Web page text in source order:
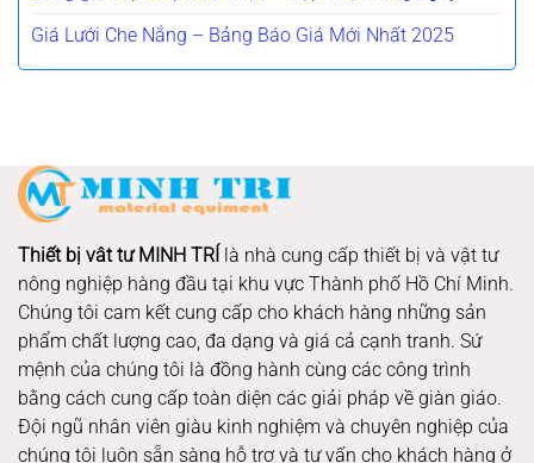
Giá Lưới Che Nắng – Bảng Báo Giá Mới Nhất 2025
Thiết bị vât tư MINH TRÍ là nhà cung cấp thiết bị và vật tư
nông nghiệp hàng đầu tại khu vực Thành phố Hồ Chí Minh.
Chúng tôi cam kết cung cấp cho khách hàng những sản
phẩm chất lượng cao, đa dạng và giá cả cạnh tranh. Sứ
mệnh của chúng tôi là đồng hành cùng các công trình
bằng cách cung cấp toàn diện các giải pháp về giàn giáo.
Đội ngũ nhân viên giàu kinh nghiệm và chuyên nghiệp của
chúng tôi luôn sẵn sàng hỗ trợ và tư vấn cho khách hàng ở